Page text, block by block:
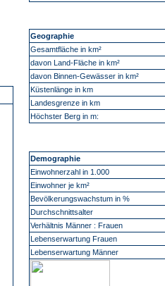
Geographie
Gesamtfläche in km²
davon Land-Fläche in km²
davon Binnen-Gewässer in km²
Küstenlänge in km
Landesgrenze in km
Höchster Berg in m:
Demographie
Einwohnerzahl in 1.000
Einwohner je km²
Bevölkerungswachstum in %
Durchschnittsalter
Verhältnis Männer : Frauen
Lebenserwartung Frauen
Lebenserwartung Männer